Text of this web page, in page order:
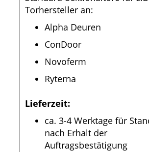
Torhersteller an:
Alpha Deuren
ConDoor
Novoferm
Ryterna
Lieferzeit:
ca. 3-4 Werktage für
nach Erhalt der
Auftragsbestätigung